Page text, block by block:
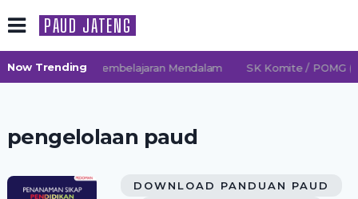
PAUD JATENG
Now Trending
2026/2027 TK Pembelajaran Mendalam SK Komite / POMG
pengelolaan paud
DOWNLOAD PANDUAN PAUD